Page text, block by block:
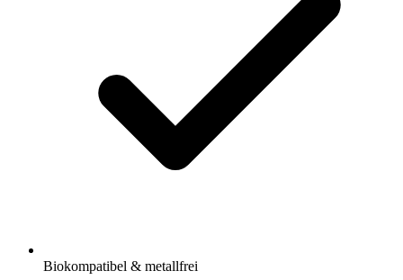
Biokompatibel & metallfrei